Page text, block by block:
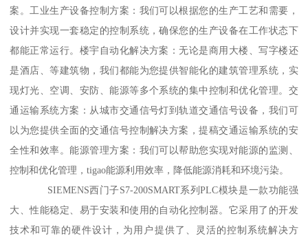
案。工业生产设备控制方案：我们可以根据您的生产工艺和需要，
设计并实现一套稳定的控制系统，确保您的生产设备在工作状态下
都能正常运行。楼宇自动化解决方案：无论是商用大楼、写字楼还
是酒店、等建筑物，我们都能为您提供智能化的建筑管理系统，实
现灯光、空调、安防、能源等多个系统的集中控制和优化管理。交
通运输系统方案：从城市交通信号灯到轨道交通信号设备，我们可
以为您提供全面的交通信号控制解决方案，提稿交通运输系统的安
全性和效率。能源管理方案：我们可以帮助您实现对能源的监测、
控制和优化管理，tigao能源利用效率，降低能源消耗和环境污染。
SIEMENS西门子S7-200SMART系列PLC模块是一款功能强
大、性能稳定、易于安装和使用的自动化控制器。它采用了的开发
技术和可靠的硬件设计，为用户提供了、灵活的控制系统解决方